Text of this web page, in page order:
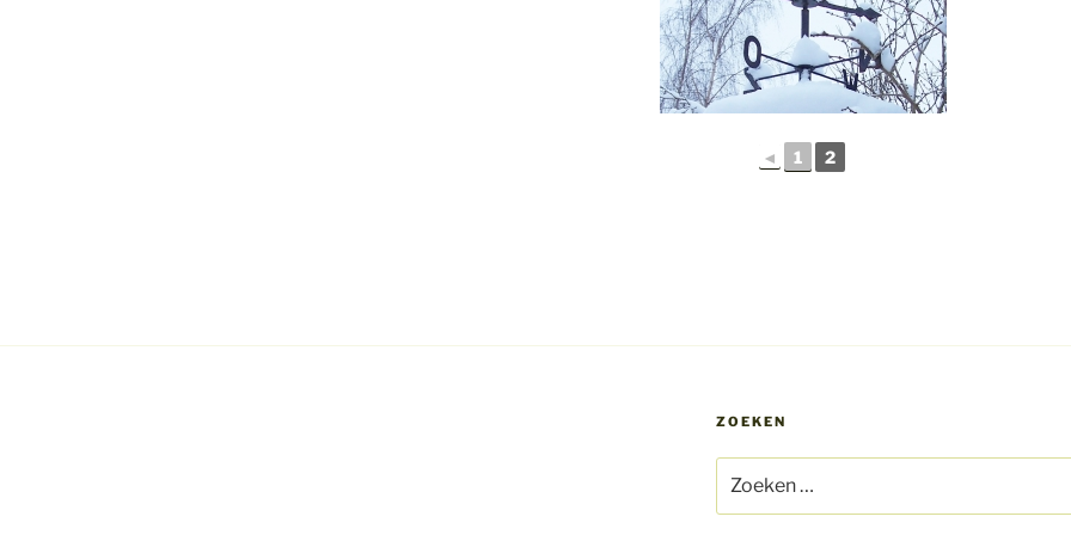
◄ 1 2
ZOEKEN
naar: